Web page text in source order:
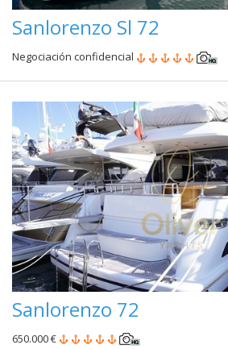
Sanlorenzo Sl 72
Negociación confidencial
Sanlorenzo 72
650.000 €